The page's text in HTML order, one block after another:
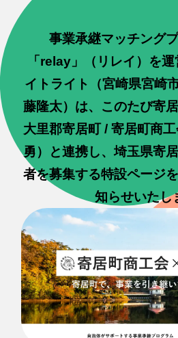
事業承継マッチング
「relay」（リレイ）を
イトライト（宮崎県宮崎
藤隆太）は、このたび寄
大里郡寄居町 / 寄居町商
勇）と連携し、埼玉県寄
者を募集する特設ページ
知らせいたし